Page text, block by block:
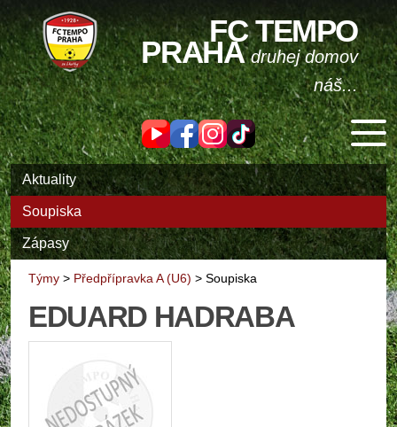
FC TEMPO
PRAHAdruhej domov
náš...
Aktuality
Soupiska
Zápasy
Týmy > Předpřípravka A (U6) > Soupiska
EDUARD HADRABA